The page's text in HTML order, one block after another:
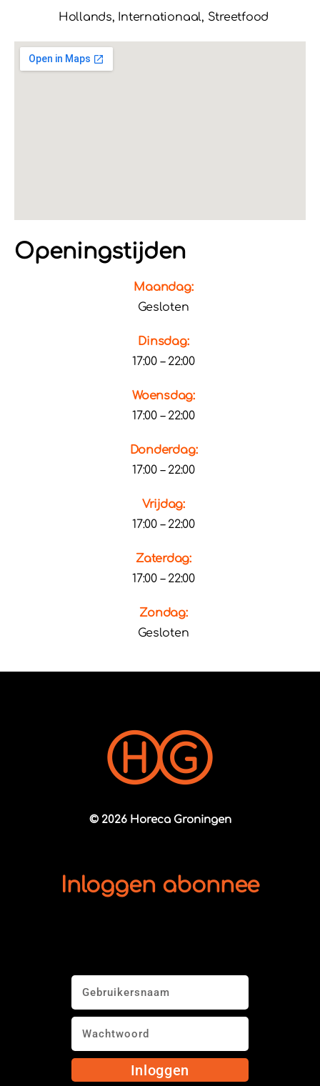
Hollands, Internationaal, Streetfood
Openingstijden
Maandag:
Gesloten
Dinsdag:
17:00 – 22:00
Woensdag:
17:00 – 22:00
Donderdag:
17:00 – 22:00
Vrijdag:
17:00 – 22:00
Zaterdag:
17:00 – 22:00
Zondag:
Gesloten
© 2026 Horeca Groningen
Inloggen abonnee
Inloggen